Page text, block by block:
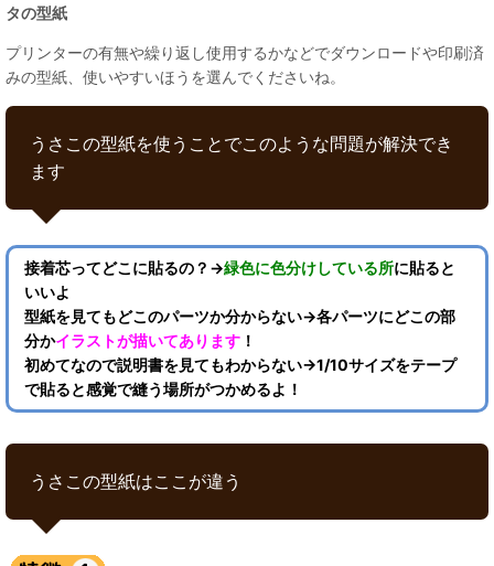
タの型紙
プリンターの有無や繰り返し使用するかなどでダウンロードや印刷済
みの型紙、使いやすいほうを選んでくださいね。
うさこの型紙を使うことでこのような問題が解決でき
ます
接着芯ってどこに貼るの？→緑色に色分けしている所に貼ると
いいよ
型紙を見てもどこのパーツか分からない→各パーツにどこの部
分かイラストが描いてあります ！
初めてなので説明書を見てもわからない→1/10サイズをテープ
で貼ると感覚で縫う場所がつかめるよ！
うさこの型紙はここが違う